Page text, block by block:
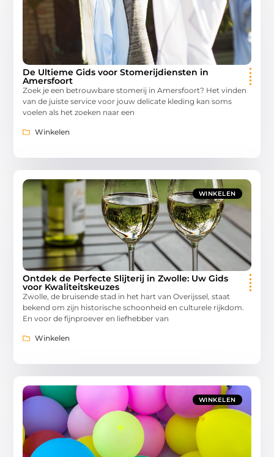
De Ultieme Gids voor Stomerijdiensten in
Amersfoort
Zoek je een betrouwbare stomerij in Amersfoort? Het vinden
van de juiste service voor jouw delicate kleding kan soms
voelen als het zoeken naar een
Winkelen
WINKELEN
Ontdek de Perfecte Slijterij in Zwolle: Uw Gids
voor Kwaliteitskeuzes
Zwolle, de bruisende stad in het hart van Overijssel, staat
bekend om zijn historische schoonheid en culturele rijkdom.
En voor de fijnproever en liefhebber van
Winkelen
WINKELEN